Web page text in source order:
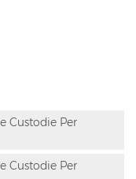
Custodie Per
Custodie Per